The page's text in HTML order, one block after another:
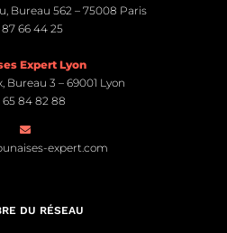
Bureau 562 – 75008 Paris
87 66 44 25
Expert Lyon
Bureau 3 – 69001 Lyon
84 82 88
expert.com
DU RÉSEAU